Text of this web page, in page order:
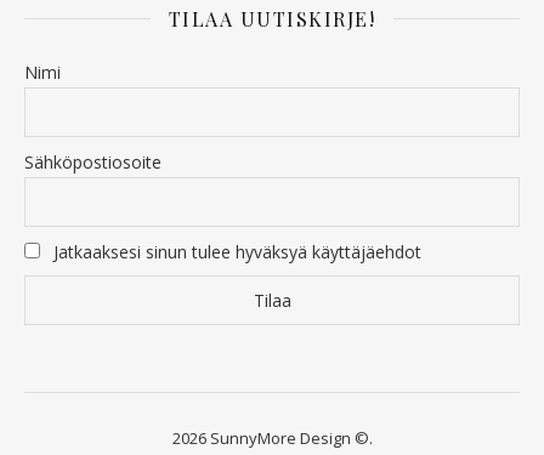
TILAA UUTISKIRJE!
Nimi
Sähköpostiosoite
Jatkaaksesi sinun tulee hyväksyä käyttäjäehdot
2026 SunnyMore Design ©.